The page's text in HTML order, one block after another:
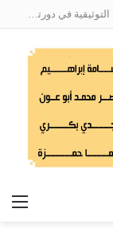
أحمد موسى قريعي يفوز بجائزة دينق قوج للكتابة التوثيقية في دورتها الأولى